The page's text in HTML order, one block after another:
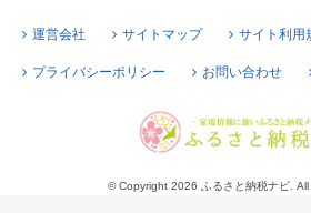
運営会社 サイトマップ サイト利用
プライバシーポリシー お問い合わせ
© Copyright 2026 ふるさと納税ナビ. All